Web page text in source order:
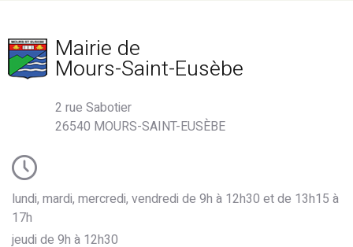
Mairie de
Mours-Saint-Eusèbe
2 rue Sabotier
26540 MOURS-SAINT-EUSÈBE
lundi, mardi, mercredi, vendredi de 9h à 12h30 et de 13h15 à
17h
jeudi de 9h à 12h30